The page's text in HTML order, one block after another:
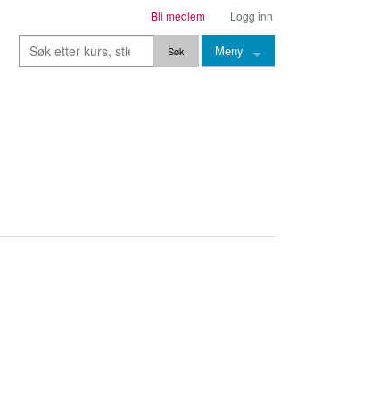
Logg inn
Bli medlem
Meny
Stemming